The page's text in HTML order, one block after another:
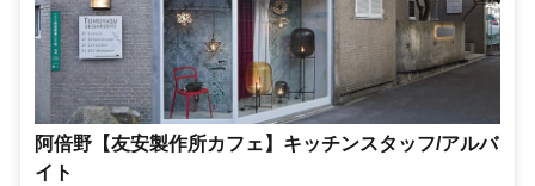
阿倍野【友安製作所カフェ】キッチンスタッフ/アルバ
イト